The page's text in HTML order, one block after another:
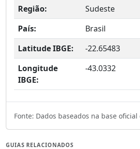
Região:
Sudeste
País:
Brasil
Latitude IBGE:
-22.65483
Longitude
IBGE:
-43.0332
Fonte: Dados baseados na base oficial
GUIAS RELACIONADOS